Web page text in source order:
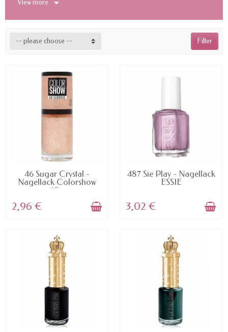
View more
Filter
-- please choose --
AVAILABLE
46 Sugar Crystal -
Nagellack Colorshow
60...
2,96 €
AVAILABLE
487 Sie Play - Nagellack
ESSIE
3,02 €